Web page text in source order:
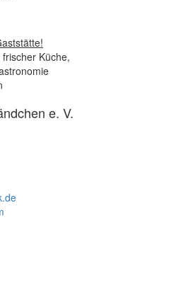
Küche,
e. V.